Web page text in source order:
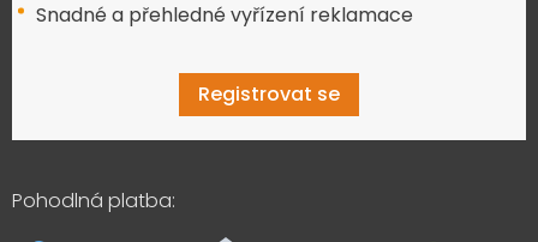
Snadné a přehledné vyřízení reklamace
Registrovat se
Pohodlná platba: